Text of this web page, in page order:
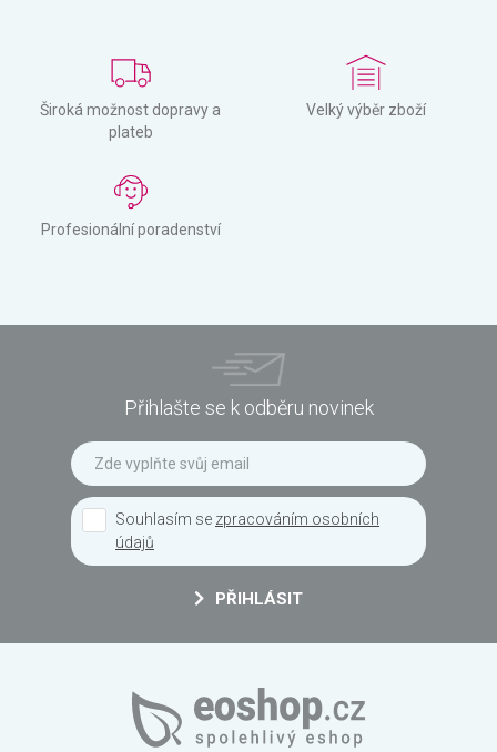
Široká možnost dopravy a
plateb
Velký výběr zboží
Profesionální poradenství
Přihlašte se k odběru novinek
Souhlasím se zpracováním osobních
údajů
PŘIHLÁSIT